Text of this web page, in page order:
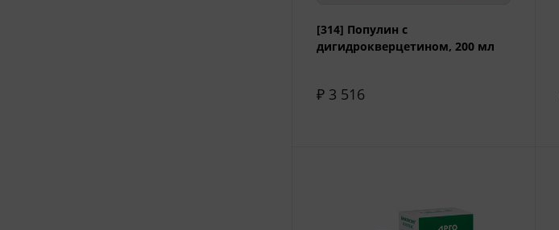
[314] Популин с
дигидрокверцетином, 200 мл
₽ 3 516